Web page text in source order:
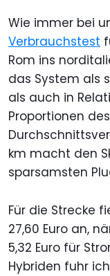
Wie immer bei
Verbrauchstest
Rom ins
das System als
als auch in
Proportionen
km macht den
sparsamsten
Für die Strecke
27,60 Euro an,
5,32 Euro für
Hybriden fuhr